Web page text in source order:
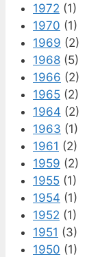
1972 (1)
1970 (1)
1969 (2)
1968 (5)
1966 (2)
1965 (2)
1964 (2)
1963 (1)
1961 (2)
1959 (2)
1955 (1)
1954 (1)
1952 (1)
1951 (3)
1950 (1)